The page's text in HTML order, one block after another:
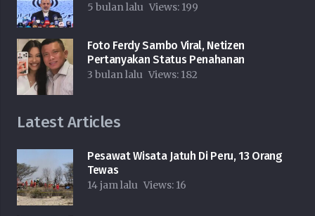
5 bulan lalu Views: 199
Foto Ferdy Sambo Viral, Netizen
Pertanyakan Status Penahanan
3 bulan lalu Views: 182
Latest Articles
Pesawat Wisata Jatuh Di Peru, 13 Orang
Tewas
14 jam lalu Views: 16